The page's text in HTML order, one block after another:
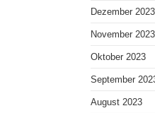
Dezember 2023
November 2023
Oktober 2023
September
August 2023